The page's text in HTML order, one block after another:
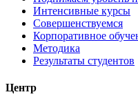
Интенсивные курсы
Совершенствуемся
Корпоративное
Методика
Результаты студентов
Центр